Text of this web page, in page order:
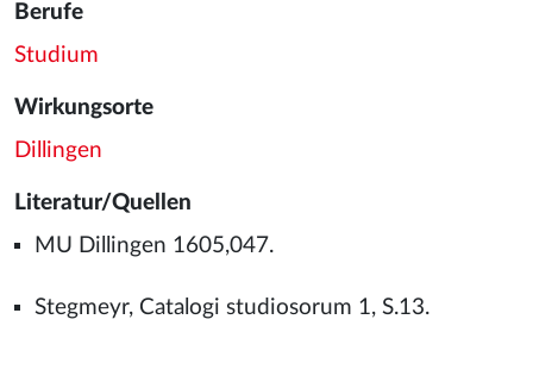
Berufe
Studium
Wirkungsorte
Dillingen
Literatur/Quellen
MU Dillingen 1605,047.
Stegmeyr, Catalogi studiosorum 1, S.13.